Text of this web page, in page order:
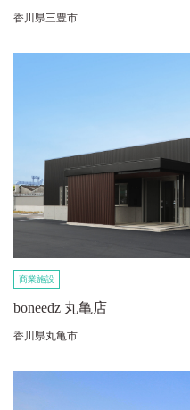
香川県三豊市
商業施設
boneedz 丸亀店
香川県丸亀市